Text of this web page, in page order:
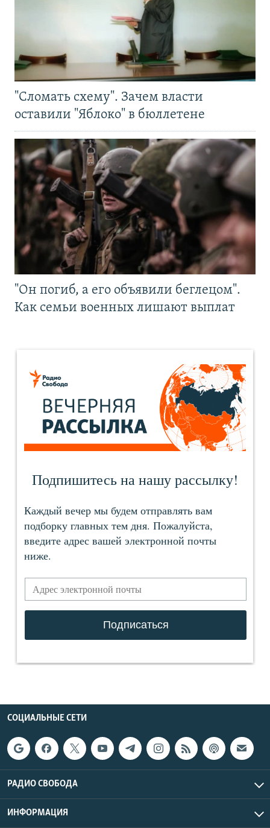
"Сломать схему". Зачем власти
оставили "Яблоко" в бюллетене
"Он погиб, а его объявили беглецом".
Как семьи военных лишают выплат
СОЦИАЛЬНЫЕ СЕТИ
РАДИО СВОБОДА
ИНФОРМАЦИЯ